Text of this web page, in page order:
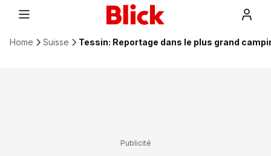
Home Suisse Tessin: Reportage dans le plus grand